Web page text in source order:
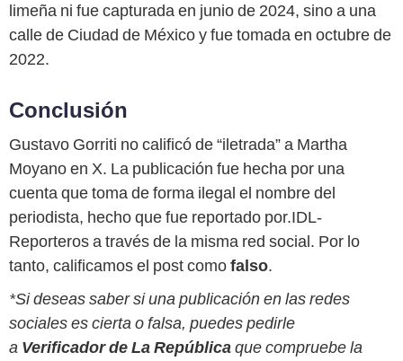
limeña ni fue capturada en junio de 2024, sino a una
calle de Ciudad de México y fue tomada en octubre de
2022.
Conclusión
Gustavo Gorriti no calificó de “iletrada” a Martha
Moyano en X. La publicación fue hecha por una
cuenta que toma de forma ilegal el nombre del
periodista, hecho que fue reportado por.IDL-
Reporteros a través de la misma red social. Por lo
tanto, calificamos el post comofalso.
*Si deseas saber si una publicación en las redes
sociales es cierta o falsa, puedes pedirle
a Verificador de La Repúblicaque compruebe la